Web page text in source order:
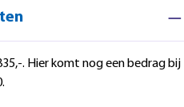
. Hier komt nog een bedrag bij